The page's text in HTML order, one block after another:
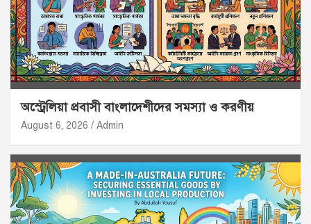
অস্ট্রেলিয়া প্রবাসী বাংলাদেশীদের সমস্যা ও করণীয়
August 6, 2026 Admin